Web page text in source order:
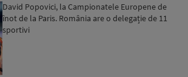
David Popovici, la Campionatele Europene de
înot de la Paris. România are o delegație de 11
sportivi